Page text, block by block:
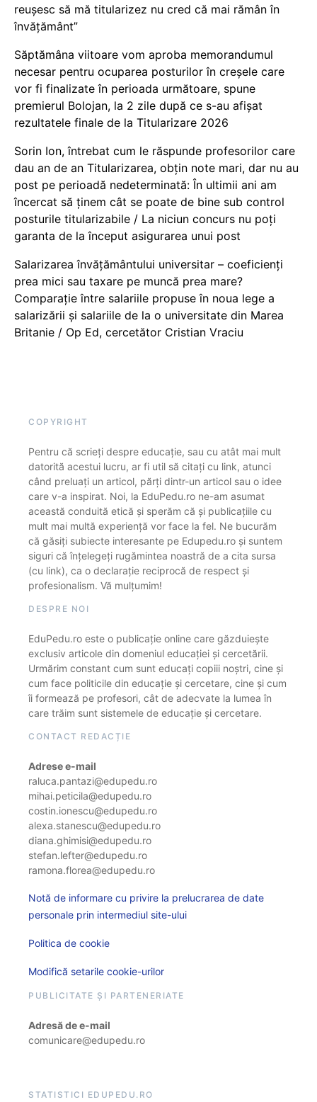
reușesc să mă titularizez nu cred că mai rămân în
învățământ”
Săptămâna viitoare vom aproba memorandumul
necesar pentru ocuparea posturilor în creșele care
vor fi finalizate în perioada următoare, spune
premierul Bolojan, la 2 zile după ce s-au afișat
rezultatele finale de la Titularizare 2026
Sorin Ion, întrebat cum le răspunde profesorilor care
dau an de an Titularizarea, obțin note mari, dar nu au
post pe perioadă nedeterminată: În ultimii ani am
încercat să ținem cât se poate de bine sub control
posturile titularizabile / La niciun concurs nu poți
garanta de la început asigurarea unui post
Salarizarea învățământului universitar – coeficienți
prea mici sau taxare pe muncă prea mare?
Comparație între salariile propuse în noua lege a
salarizării și salariile de la o universitate din Marea
Britanie / Op Ed, cercetător Cristian Vraciu
COPYRIGHT
Pentru că scrieți despre educație, sau cu atât mai mult
datorită acestui lucru, ar fi util să citați cu link, atunci
când preluați un articol, părți dintr-un articol sau o idee
care v-a inspirat. Noi, la EduPedu.ro ne-am asumat
această conduită etică și sperăm că și publicațiile cu
mult mai multă experiență vor face la fel. Ne bucurăm
că găsiți subiecte interesante pe Edupedu.ro și suntem
siguri că înțelegeți rugămintea noastră de a cita sursa
(cu link), ca o declarație reciprocă de respect și
profesionalism. Vă mulțumim!
DESPRE NOI
EduPedu.ro este o publicație online care găzduiește
exclusiv articole din domeniul educației și cercetării.
Urmărim constant cum sunt educați copiii noștri, cine și
cum face politicile din educație și cercetare, cine și cum
îi formează pe profesori, cât de adecvate la lumea în
care trăim sunt sistemele de educație și cercetare.
CONTACT REDACȚIE
Adrese e-mail
raluca.pantazi@edupedu.ro
mihai.peticila@edupedu.ro
costin.ionescu@edupedu.ro
alexa.stanescu@edupedu.ro
diana.ghimisi@edupedu.ro
stefan.lefter@edupedu.ro
ramona.florea@edupedu.ro
Notă de informare cu privire la prelucrarea de date
personale prin intermediul site-ului
Politica de cookie
Modifică setarile cookie-urilor
PUBLICITATE ȘI PARTENERIATE
Adresă de e-mail
comunicare@edupedu.ro
STATISTICI EDUPEDU.RO